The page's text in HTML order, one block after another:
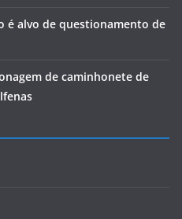
é alvo de questionamento de
de caminhonete de